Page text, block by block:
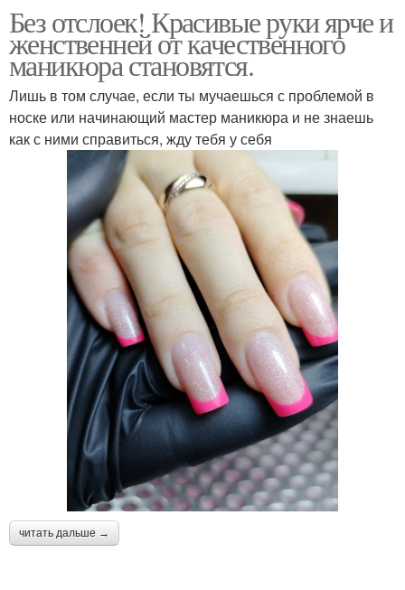
Без отслоек! Красивые руки ярче и
женственней от качественного
маникюра становятся.
Лишь в том случае, если ты мучаешься с проблемой в
носке или начинающий мастер маникюра и не знаешь
как с ними справиться, жду тебя у себя
читать дальше →